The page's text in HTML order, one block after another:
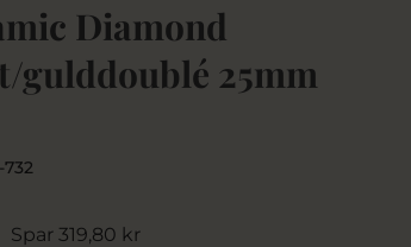
Diamond
gulddoublé 25mm
732
Spar 319,80 kr